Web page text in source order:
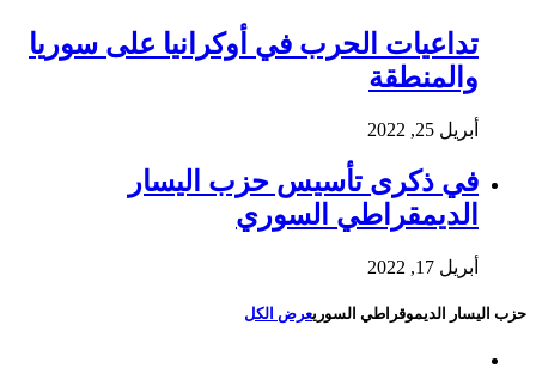
تداعيات الحرب في أوكرانيا على سوريا
والمنطقة
أبريل 25, 2022
في ذكرى تأسيس حزب اليسار
الديمقراطي السوري
أبريل 17, 2022
حزب اليسار الديموقراطي السوريعرض الكل